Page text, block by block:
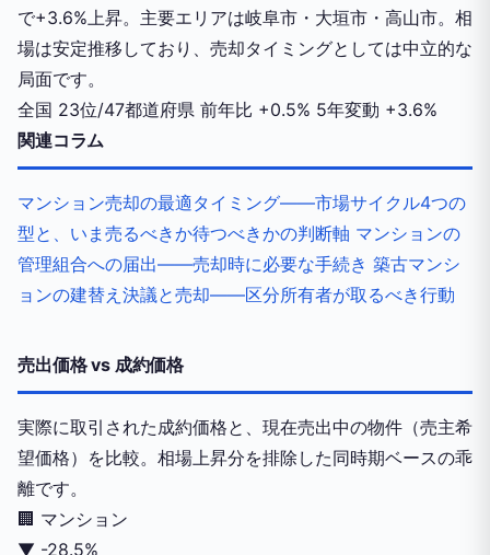
で+3.6%上昇。主要エリアは岐阜市・大垣市・高山市。相
場は安定推移しており、売却タイミングとしては中立的な
局面です。
全国 23位/47都道府県 前年比 +0.5% 5年変動 +3.6%
関連コラム
マンション売却の最適タイミング——市場サイクル4つの
型と、いま売るべきか待つべきかの判断軸 マンションの
管理組合への届出——売却時に必要な手続き 築古マンシ
ョンの建替え決議と売却——区分所有者が取るべき行動
売出価格 vs 成約価格
実際に取引された成約価格と、現在売出中の物件（売主希
望価格）を比較。相場上昇分を排除した同時期ベースの乖
離です。
🏢 マンション
▼ -28.5%